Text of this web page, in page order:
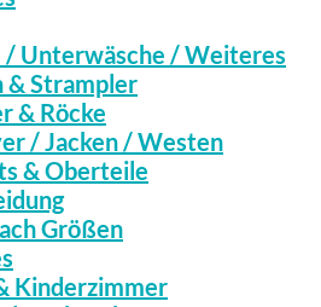
/ Unterwäsche / Weiteres
& Strampler
& Röcke
/ Jacken / Westen
& Oberteile
Größen
Kinderzimmer